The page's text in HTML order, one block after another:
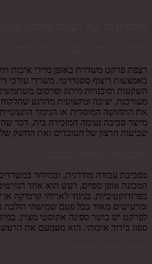
רצפת פרקט משדרת באופן מיידי איכות
באמצעות ריצוף סטנדרטי. משרדי עורכי
השקעות וסוכנויות מיתוג ופרסום
מעודכנת, יציבה ומקצועית מהרגע
את התחושה המוסדית או הניכור
מייצר סביבה נעימה המזכירה בית, דבר
שביעות הרצון של העובדים ואת החשק
בסביבת עבודה מודרנית, ובמיוחד
המכונה אופן ספייס, רעש הוא אחד
בפרודוקטיביות. בניגוד לאריחי קרמיקה
ומרעישים מאוד בכל פעם שמישהי הולכת
לפרקט יש כושר ספיגה אקוסטי מצוין,
ספוג בידוד איכותי. הוא מעמעם את